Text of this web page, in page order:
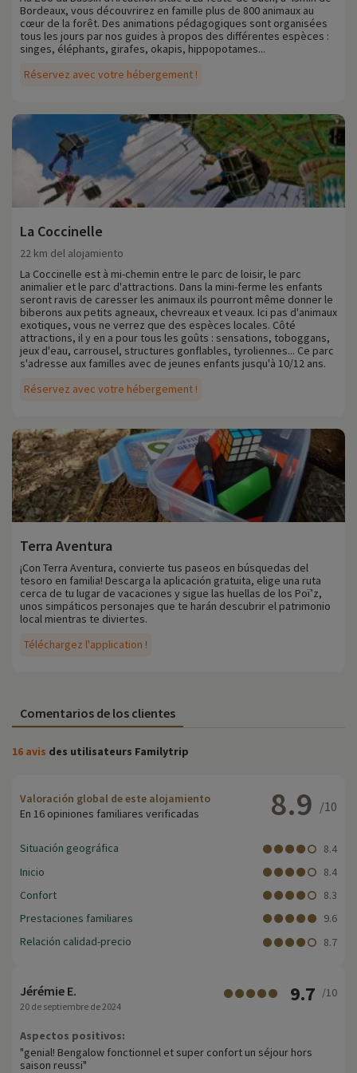
de los deportes náuticos. Surf, kite-surf, surf de remo, vela o moto
acuática son algunas de las actividades que se pueden practicar.
pinares marítimos. Biscarrosse ofrece numerosas posibilidades para
cerca y ofrece zonas de naturaleza salvaje para explorar. Por último,
como en toda la región, la gastronomía de Biscarrosse está
influenciada por los productos locales. El marisco fresco, los
productos locales de las Landas como el foie gras y el magret de
pato, así como los vinos de la región, son degustaciones obligadas
para los gourmets.
Cada año en Familytrip descubrimos nuevas actividades familiares
negociado actividades, se pueden reservar con descuento
directamente en línea después de haber elegido su alojamiento, ¡y
puede descubrirlashaciendo clic aquí!
Para más información
- Se aceptan mascotas, con coste adicional
Réservez avec votre hébergement !
Bordeaux, vous découvrirez en famille plus de 800 animaux au
cœur de la forêt. Des animations pédagogiques sont organisées
tous les jours par nos guides à propos des différentes espèces :
singes, éléphants, girafes, okapis, hippopotames...
La Coccinelle
Réservez avec votre hébergement !
22 km del alojamiento
La Coccinelle est à mi-chemin entre le parc de loisir, le parc
animalier et le parc d'attractions. Dans la mini-ferme les enfants
seront ravis de caresser les animaux ils pourront même donner le
biberons aux petits agneaux, chevreaux et veaux. Ici pas d'animaux
exotiques, vous ne verrez que des espèces locales. Côté
attractions, il y en a pour tous les goûts : sensations, toboggans,
jeux d'eau, carrousel, structures gonflables, tyroliennes... Ce parc
s'adresse aux familles avec de jeunes enfants jusqu'à 10/12 ans.
Terra Aventura
Téléchargez l'application !
¡Con Terra Aventura, convierte tus paseos en búsquedas del
tesoro en familia! Descarga la aplicación gratuita, elige una ruta
cerca de tu lugar de vacaciones y sigue las huellas de los Poï’z,
unos simpáticos personajes que te harán descubrir el patrimonio
local mientras te diviertes.
Comentarios de los clientes
16 avis des utilisateurs Familytrip
Valoración global de este alojamiento
En 16 opiniones familiares verificadas
8.9 /10
Situación geográfica
8.4
Inicio
8.4
Confort
8.3
Prestaciones familiares
9.6
Relación calidad-precio
8.7
Jérémie E.
20 de septiembre de 2024
9.7 /10
Aspectos positivos:
"genial! Bengalow fonctionnel et super confort un séjour hors
saison reussi"